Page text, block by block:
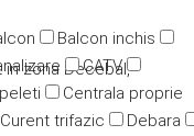
Balcon inchis
CATV
Centrala proprie
Curent trifazic
Debara
zona Decebal,